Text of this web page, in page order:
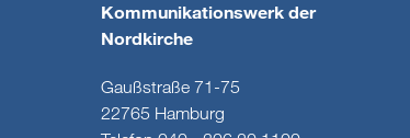
Kommunikationswerk der
Nordkirche
Gaußstraße 71-75
22765 Hamburg